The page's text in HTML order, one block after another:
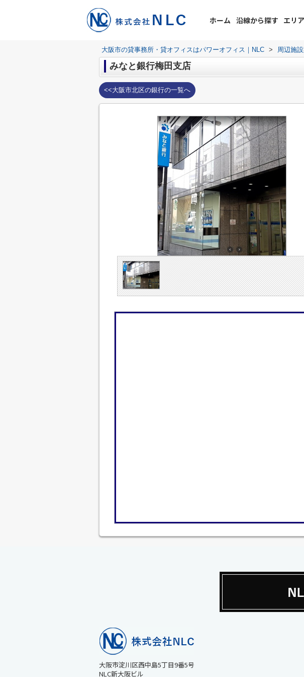
ホーム 沿線から探す エリ
大阪市の貸事務所・貸オフィスはパワーオフィス｜NLC > 周辺施
みなと銀行梅田支店
<<大阪市北区の銀行の一覧へ
大阪市淀川区西中島5丁目9番5号
NLC新大阪ビル